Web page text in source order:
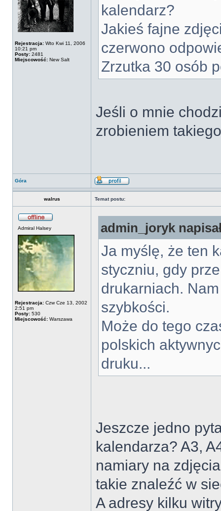
Rejestracja: Wto Kwi 11, 2006
10:21 pm
Posty: 2481
Miejscowość: New Salt
kalendarz?
Jakieś fajne
czerwono
Zrzutka 30 osób
Jeśli o mnie
zrobieniem
Góra
walrus Temat postu:
Admiral Halsey
Rejestracja: Czw Cze 13, 2002
2:51 pm
Posty: 530
Miejscowość: Warszawa
admin_joryk
Ja myślę, że ten
styczniu, gdy
drukarniach.
szybkości.
Może do tego
polskich
druku...
Jeszcze jedno
kalendarza? A3,
namiary na
takie znaleźć w
A adresy kilku